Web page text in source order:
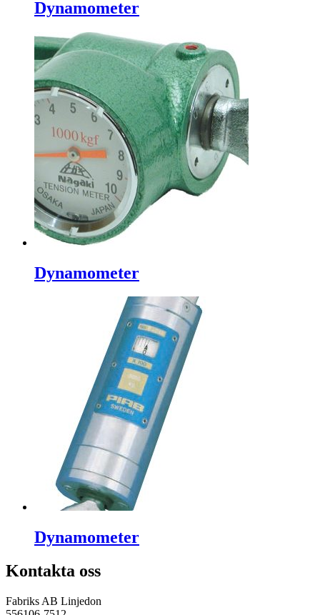
Dynamometer
Dynamometer
Dynamometer
Kontakta oss
Fabriks AB Linjedon